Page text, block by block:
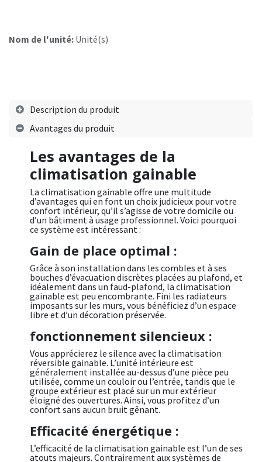
Nom de l'unité: Unité(s)
Description du produit
Avantages du produit
Les avantages de la
climatisation gainable
La climatisation gainable offre une multitude
d’avantages qui en font un choix judicieux pour votre
confort intérieur, qu’il s’agisse de votre domicile ou
d’un bâtiment à usage professionnel. Voici pourquoi
ce système est intéressant :
Gain de place optimal :
Grâce à son installation dans les combles et à ses
bouches d’évacuation discrètes placées au plafond, et
idéalement dans un faud-plafond, la climatisation
gainable est peu encombrante. Fini les radiateurs
imposants sur les murs, vous bénéficiez d’un espace
libre et d’un décoration préservée.
fonctionnement silencieux :
Vous apprécierez le silence avec la climatisation
réversible gainable. L’unité intérieure est
généralement installée au-dessus d’une pièce peu
utilisée, comme un couloir ou l’entrée, tandis que le
groupe extérieur est placé sur un mur extérieur
éloigné des ouvertures. Ainsi, vous profitez d’un
confort sans aucun bruit gênant.
Efficacité énergétique :
L’efficacité de la climatisation gainable est l’un de ses
atouts majeurs. Contrairement aux systèmes de